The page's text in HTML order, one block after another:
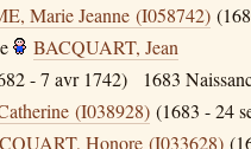
Marie Jeanne (I058742)
BACQUART, Jean
- 7 avr 1742) 1683
(I038928) (1683 - 24
Honore (I033628)